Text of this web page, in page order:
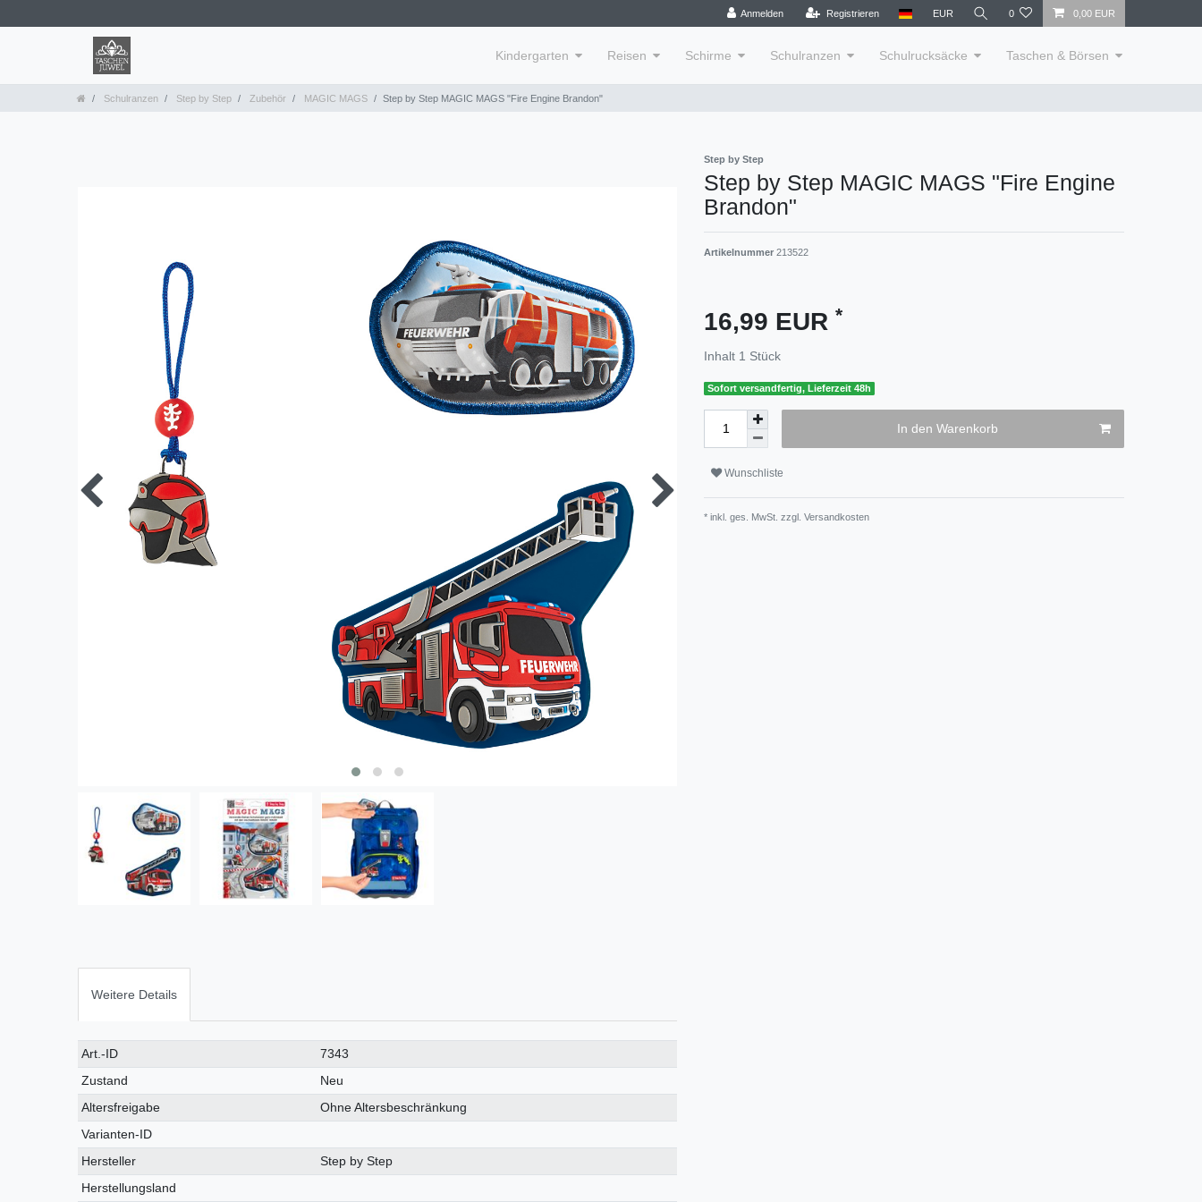
Anmelden Registrieren EUR 0 0,00 EUR
Kindergarten Reisen Schirme Schulranzen Schulrucksäcke Taschen & Börsen
Schulranzen Step by Step Zubehör MAGIC MAGS Step by Step MAGIC MAGS "Fire Engine Brandon"
Step by Step
Step by Step MAGIC MAGS "Fire Engine
Brandon"
Artikelnummer 213522
16,99 EUR *
Inhalt 1 Stück
Sofort versandfertig, Lieferzeit 48h
In den Warenkorb
Wunschliste
* inkl. ges. MwSt. zzgl. Versandkosten
Weitere Details
Art.-ID
7343
Zustand
Neu
Altersfreigabe
Ohne Altersbeschränkung
Varianten-ID
Hersteller
Step by Step
Herstellungsland